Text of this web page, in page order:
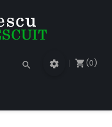
search settings shopping_cart (0)